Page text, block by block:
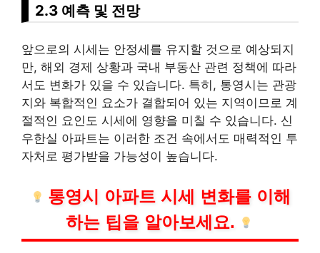
2.3 예측 및 전망
앞으로의 시세는 안정세를 유지할 것으로 예상되지
만, 해외 경제 상황과 국내 부동산 관련 정책에 따라
서도 변화가 있을 수 있습니다. 특히, 통영시는 관광
지와 복합적인 요소가 결합되어 있는 지역이므로 계
절적인 요인도 시세에 영향을 미칠 수 있습니다. 신
우한실 아파트는 이러한 조건 속에서도 매력적인 투
자처로 평가받을 가능성이 높습니다.
통영시 아파트 시세 변화를 이해
하는 팁을 알아보세요.